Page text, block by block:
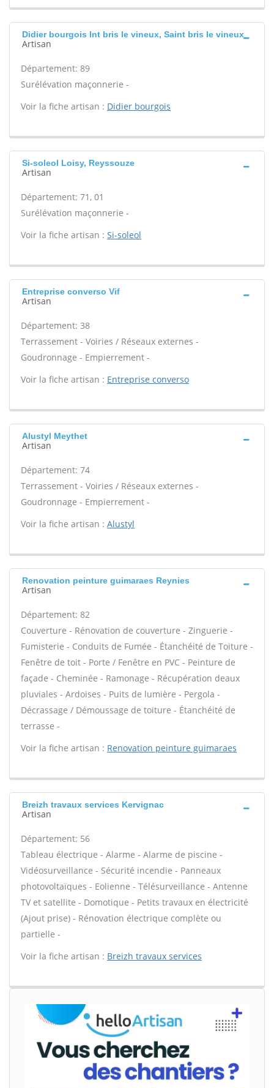
Didier bourgois Int bris le vineux, Saint bris le vineux
Artisan
Département: 89
Surélévation maçonnerie -
Voir la fiche artisan : Didier bourgois
Si-soleol Loisy, Reyssouze
Artisan
Département: 71, 01
Surélévation maçonnerie -
Voir la fiche artisan : Si-soleol
Entreprise converso Vif
Artisan
Département: 38
Terrassement - Voiries / Réseaux externes -
Goudronnage - Empierrement -
Voir la fiche artisan : Entreprise converso
Alustyl Meythet
Artisan
Département: 74
Terrassement - Voiries / Réseaux externes -
Goudronnage - Empierrement -
Voir la fiche artisan : Alustyl
Renovation peinture guimaraes Reynies
Artisan
Département: 82
Couverture - Rénovation de couverture - Zinguerie -
Fumisterie - Conduits de Fumée - Étanchéité de Toiture -
Fenêtre de toit - Porte / Fenêtre en PVC - Peinture de
façade - Cheminée - Ramonage - Récupération deaux
pluviales - Ardoises - Puits de lumière - Pergola -
Décrassage / Démoussage de toiture - Étanchéité de
terrasse -
Voir la fiche artisan : Renovation peinture guimaraes
Breizh travaux services Kervignac
Artisan
Département: 56
Tableau électrique - Alarme - Alarme de piscine -
Vidéosurveillance - Sécurité incendie - Panneaux
photovoltaïques - Eolienne - Télésurveillance - Antenne
TV et satellite - Domotique - Petits travaux en électricité
(Ajout prise) - Rénovation électrique complète ou
partielle -
Voir la fiche artisan : Breizh travaux services